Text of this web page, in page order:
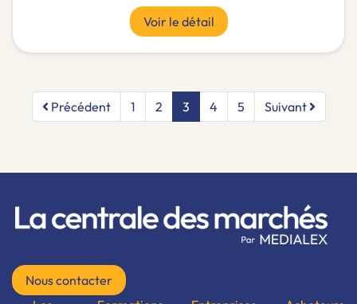
Voir le détail
Précédent 1 2 3 4 5 Suivant
Nous contacter